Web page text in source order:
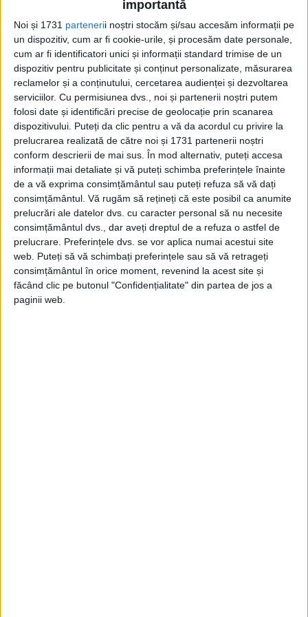
importantă
Noi și 1731 partenerii noștri stocăm și/sau accesăm informații pe
un dispozitiv, cum ar fi cookie-urile, și procesăm date personale,
cum ar fi identificatori unici și informații standard trimise de un
dispozitiv pentru publicitate și conținut personalizate, măsurarea
reclamelor și a conținutului, cercetarea audienței și dezvoltarea
serviciilor. Cu permisiunea dvs., noi și partenerii noștri putem
folosi date și identificări precise de geolocație prin scanarea
dispozitivului. Puteți da clic pentru a vă da acordul cu privire la
prelucrarea realizată de către noi și 1731 partenerii noștri
conform descrierii de mai sus. În mod alternativ, puteți accesa
informații mai detaliate și vă puteți schimba preferințele înainte
de a vă exprima consimțământul sau puteți refuza să vă dați
consimțământul. Vă rugăm să rețineți că este posibil ca anumite
prelucrări ale datelor dvs. cu caracter personal să nu necesite
consimțământul dvs., dar aveți dreptul de a refuza o astfel de
prelucrare. Preferințele dvs. se vor aplica numai acestui site
web. Puteți să vă schimbați preferințele sau să vă retrageți
consimțământul în orice moment, revenind la acest site și
făcând clic pe butonul "Confidențialitate" din partea de jos a
paginii web.
români, în special tinerii, care abia o
cunoșteau”, a declarat producător executiv
al documentarului John Florescu.
„29 octombrie 2020 este un moment
istoric. România celebrează 145 de ani de